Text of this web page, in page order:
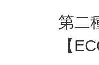
第二
【